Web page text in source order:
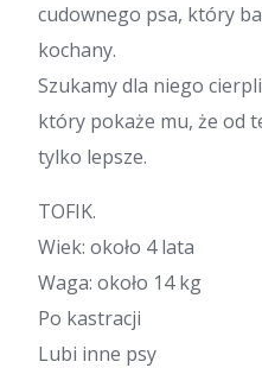
cudownego psa, który
kochany.
Szukamy dla niego
który pokaże mu, że od
tylko lepsze.
TOFIK.
Wiek: około 4 lata
Waga: około 14 kg
Po kastracji
Lubi inne psy